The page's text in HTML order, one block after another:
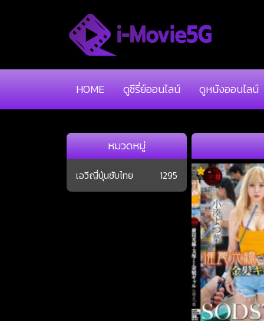
HOME ดูซีรี่ย์ออนไลน์ ดูหนังออนไลน์
หมวดหมู่
เอวีญี่ปุ่นซับไทย 1295 -